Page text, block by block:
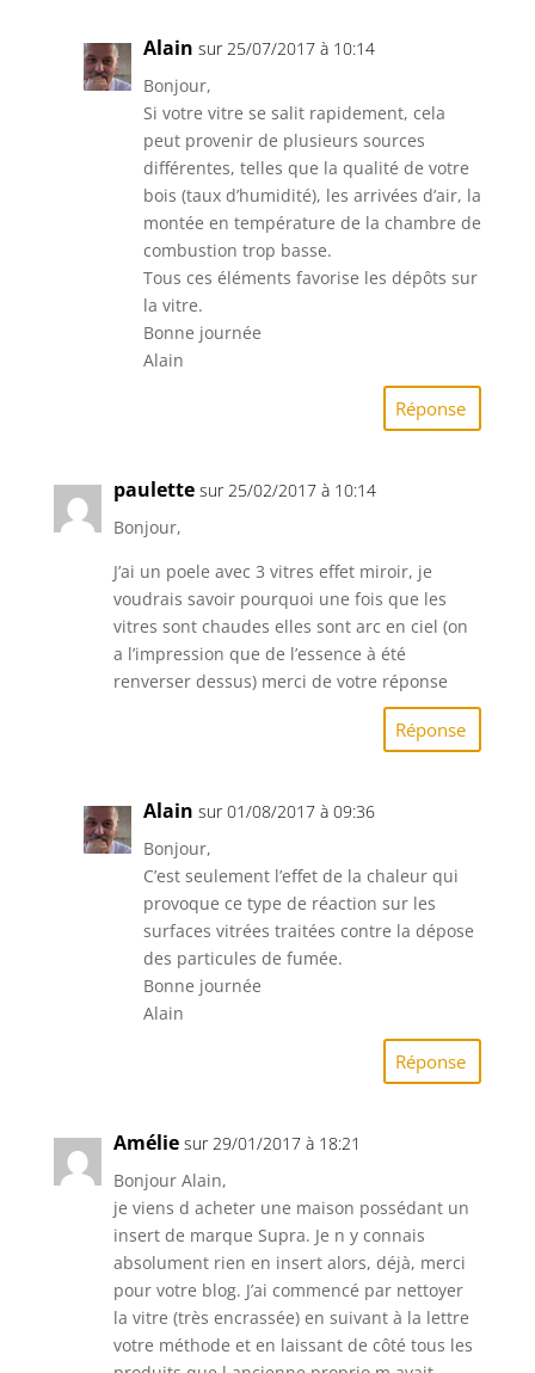
Alain sur 25/07/2017 à 10:14
Bonjour,
Si votre vitre se salit rapidement, cela
peut provenir de plusieurs sources
différentes, telles que la qualité de votre
bois (taux d’humidité), les arrivées d’air, la
montée en température de la chambre de
combustion trop basse.
Tous ces éléments favorise les dépôts sur
la vitre.
Bonne journée
Alain
Réponse
paulette sur 25/02/2017 à 10:14
Bonjour,
J’ai un poele avec 3 vitres effet miroir, je
voudrais savoir pourquoi une fois que les
vitres sont chaudes elles sont arc en ciel (on
a l’impression que de l’essence à été
renverser dessus) merci de votre réponse
Réponse
Alain sur 01/08/2017 à 09:36
Bonjour,
C’est seulement l’effet de la chaleur qui
provoque ce type de réaction sur les
surfaces vitrées traitées contre la dépose
des particules de fumée.
Bonne journée
Alain
Réponse
Amélie sur 29/01/2017 à 18:21
Bonjour Alain,
je viens d acheter une maison possédant un
insert de marque Supra. Je n y connais
absolument rien en insert alors, déjà, merci
pour votre blog. J’ai commencé par nettoyer
la vitre (très encrassée) en suivant à la lettre
votre méthode et en laissant de côté tous les